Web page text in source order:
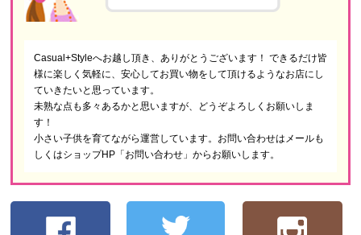
Casual+Styleへお越し頂き、ありがとうございます！ できるだけ皆
様に楽しく気軽に、安心してお買い物をして頂けるようなお店にし
ていきたいと思っています。
未熟な点も多々あるかと思いますが、どうぞよろしくお願いしま
す！
小さい子供を育てながら運営しています。お問い合わせはメールも
しくはショップHP「お問い合わせ」からお願いします。